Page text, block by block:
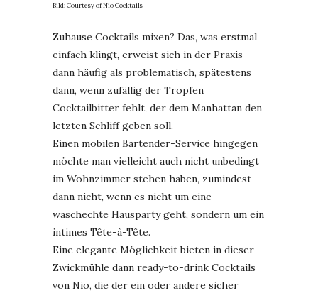
Bild: Courtesy of Nio Cocktails
Zuhause Cocktails mixen? Das, was erstmal
einfach klingt, erweist sich in der Praxis
dann häufig als problematisch, spätestens
dann, wenn zufällig der Tropfen
Cocktailbitter fehlt, der dem Manhattan den
letzten Schliff geben soll.
Einen mobilen Bartender-Service hingegen
möchte man vielleicht auch nicht unbedingt
im Wohnzimmer stehen haben, zumindest
dann nicht, wenn es nicht um eine
waschechte Hausparty geht, sondern um ein
intimes Tête-à-Tête.
Eine elegante Möglichkeit bieten in dieser
Zwickmühle dann ready-to-drink Cocktails
von Nio, die der ein oder andere sicher